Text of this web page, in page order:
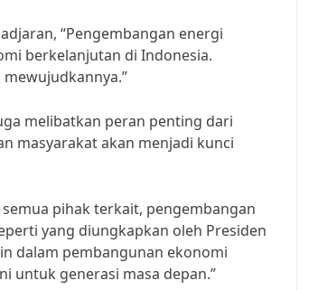
“Pengembangan energi
berkelanjutan di Indonesia.
melibatkan peran penting dari
masyarakat akan menjadi kunci
pihak terkait, pengembangan
yang diungkapkan oleh Presiden
dalam pembangunan ekonomi
untuk generasi masa depan.”